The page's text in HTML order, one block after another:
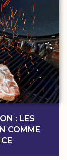
: LES
COMME